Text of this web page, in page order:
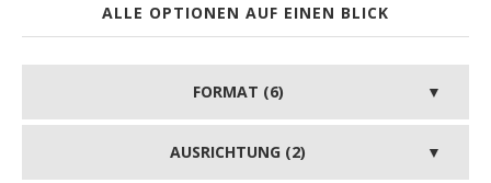
ALLE OPTIONEN AUF EINEN BLICK
FORMAT (6)
AUSRICHTUNG (2)